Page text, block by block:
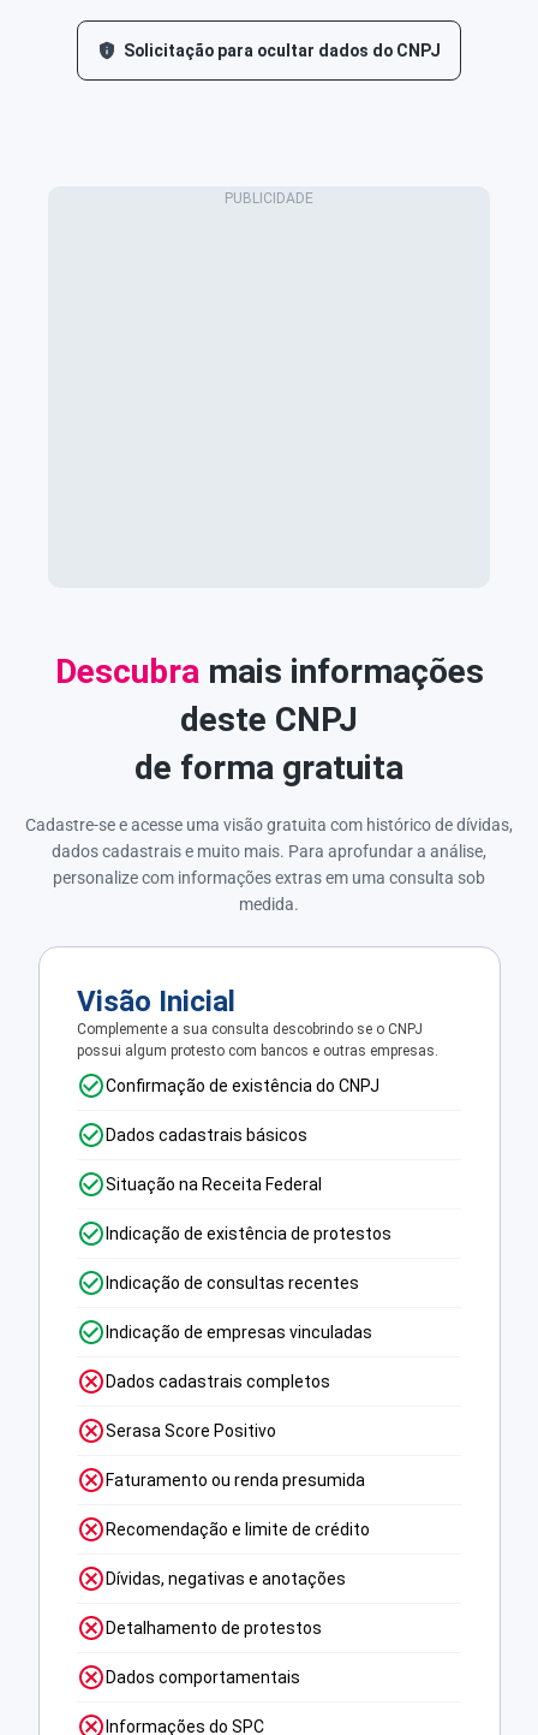
Solicitação para ocultar dados do CNPJ
Descubra mais informações
deste CNPJ
de forma gratuita
Cadastre-se e acesse uma visão gratuita com histórico de dívidas,
dados cadastrais e muito mais. Para aprofundar a análise,
personalize com informações extras em uma consulta sob
medida.
Visão Inicial
Complemente a sua consulta descobrindo se o CNPJ
possui algum protesto com bancos e outras empresas.
Confirmação de existência do CNPJ
Dados cadastrais básicos
Situação na Receita Federal
Indicação de existência de protestos
Indicação de consultas recentes
Indicação de empresas vinculadas
Dados cadastrais completos
Serasa Score Positivo
Faturamento ou renda presumida
Recomendação e limite de crédito
Dívidas, negativas e anotações
Detalhamento de protestos
Dados comportamentais
Informações do SPC